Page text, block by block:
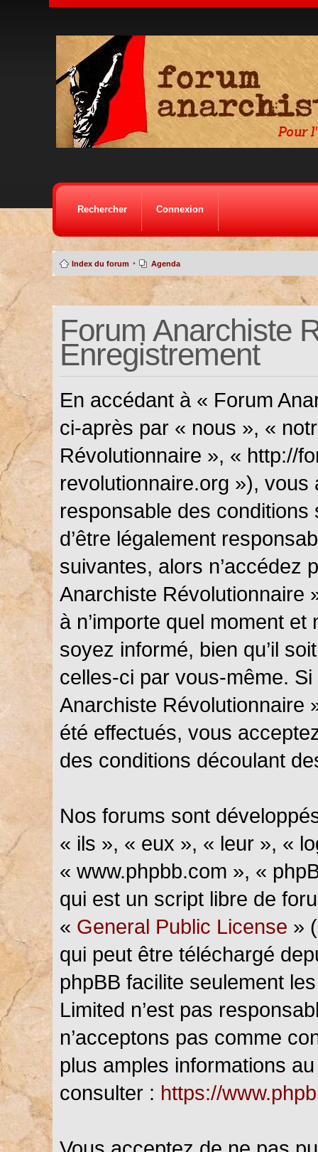
Rechercher Connexion
Index du forum • Agenda
Forum Anarchiste
Enregistrement
En accédant à « Forum
ci-après par « nous », «
Révolutionnaire », « http://
revolutionnaire.org »), vous
responsable des conditions
d’être légalement
suivantes, alors n’accédez
Anarchiste Révolutionnaire
à n’importe quel moment
soyez informé, bien qu’il
celles-ci par vous-même.
Anarchiste Révolutionnaire
été effectués, vous
des conditions découlant
Nos forums sont
« ils », « eux », « leur », «
« www.phpbb.com », «
qui est un script libre de
« General Public License »
qui peut être téléchargé
phpBB facilite seulement
Limited n’est pas
n’acceptons pas comme
plus amples informations
consulter : https://